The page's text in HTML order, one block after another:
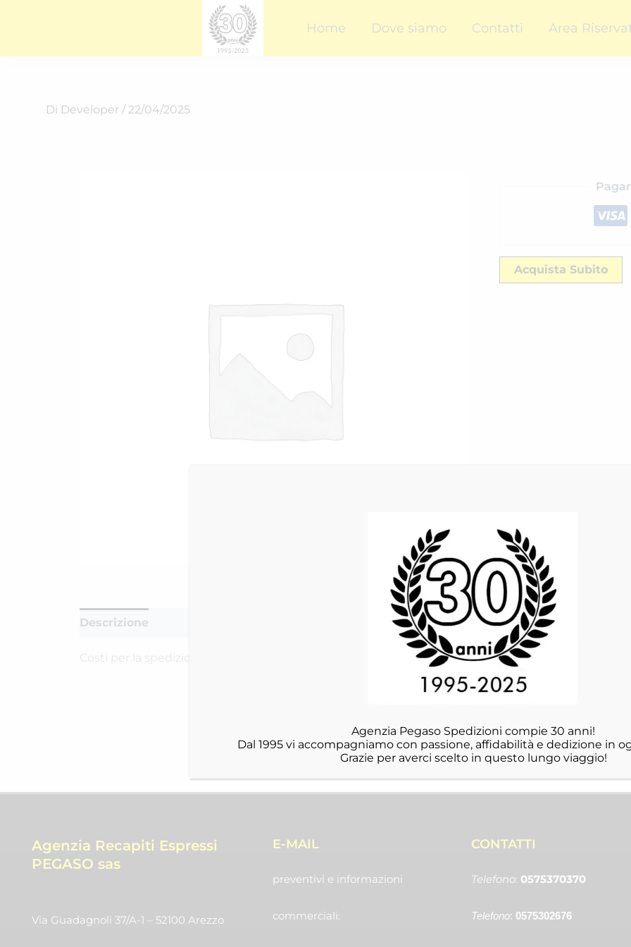
Home Dove siamo Contatti Area
Di Developer / 22/04/2025
Acquista Subito
Descrizione
Costi per la spedizione RICH-25161K5LZ
Agenzia Recapiti Espressi
PEGASO sas
Via Guadagnoli 37/A-1 – 52100 Arezzo
E-MAIL
preventivi e informazioni
commerciali:
CONTATTI
Telefono: 0575370370
Telefono: 0575302676
Agenzia Pegaso Spedizioni compie 30 anni!
Dal 1995 vi accompagniamo con passione, affidabilità e dedizione in
Grazie per averci scelto in questo lungo viaggio!